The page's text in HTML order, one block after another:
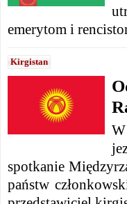
emerytom i
Kirgistan
W
spotkanie
państw